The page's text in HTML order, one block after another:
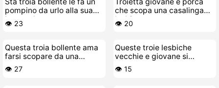
Sta troia bollente le fa un
pompino da urlo alla sua
leccacule matura
👁️ 23
Troietta giovane e porca
che scopa una casalinga
lesbica arrapata
👁️ 20
Questa troia bollente ama
farsi scopare da una
leccacche mature e porca
👁️ 27
Queste troie lesbiche
vecchie e giovane si
inculano a morte con lo
strapon
👁️ 15